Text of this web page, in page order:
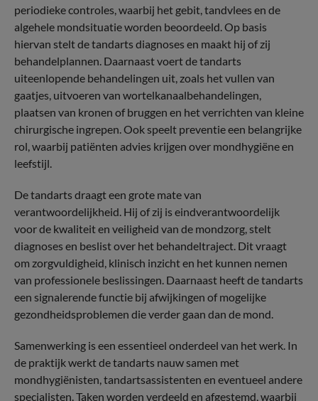
periodieke controles, waarbij het gebit, tandvlees en de
algehele mondsituatie worden beoordeeld. Op basis
hiervan stelt de tandarts diagnoses en maakt hij of zij
behandelplannen. Daarnaast voert de tandarts
uiteenlopende behandelingen uit, zoals het vullen van
gaatjes, uitvoeren van wortelkanaalbehandelingen,
plaatsen van kronen of bruggen en het verrichten van kleine
chirurgische ingrepen. Ook speelt preventie een belangrijke
rol, waarbij patiënten advies krijgen over mondhygiëne en
leefstijl.
De tandarts draagt een grote mate van
verantwoordelijkheid. Hij of zij is eindverantwoordelijk
voor de kwaliteit en veiligheid van de mondzorg, stelt
diagnoses en beslist over het behandeltraject. Dit vraagt
om zorgvuldigheid, klinisch inzicht en het kunnen nemen
van professionele beslissingen. Daarnaast heeft de tandarts
een signalerende functie bij afwijkingen of mogelijke
gezondheidsproblemen die verder gaan dan de mond.
Samenwerking is een essentieel onderdeel van het werk. In
de praktijk werkt de tandarts nauw samen met
mondhygiënisten, tandartsassistenten en eventueel andere
specialisten. Taken worden verdeeld en afgestemd, waarbij